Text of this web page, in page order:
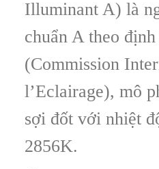
Illuminant A) là
chuẩn A theo
(Commission
l’Eclairage), mô
sợi đốt với nhiệt
2856K.